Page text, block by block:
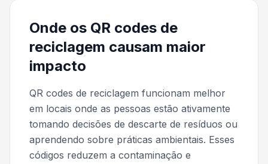
Onde os QR codes de
reciclagem causam maior
impacto
QR codes de reciclagem funcionam melhor
em locais onde as pessoas estão ativamente
tomando decisões de descarte de resíduos ou
aprendendo sobre práticas ambientais. Esses
códigos reduzem a contaminação e